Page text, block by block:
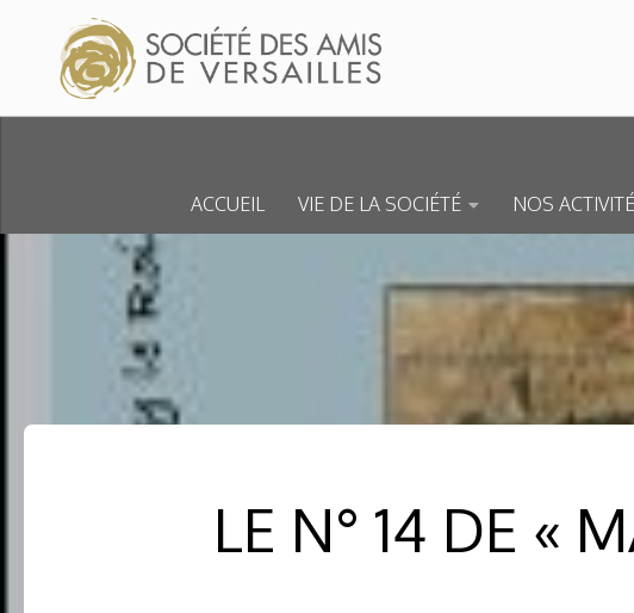
Skip to content
ACCUEIL VIE DE LA SOCIÉTÉ NOS
LE N° 14 DE «